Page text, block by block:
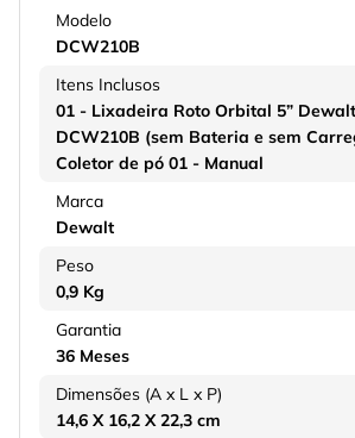
Modelo
DCW210B
Itens Inclusos
01 - Lixadeira Roto Orbital 5”
DCW210B (sem Bateria e sem
Coletor de pó 01 - Manual
Marca
Dewalt
Peso
0,9 Kg
Garantia
36 Meses
Dimensões (A x L x P)
14,6 X 16,2 X 22,3 cm